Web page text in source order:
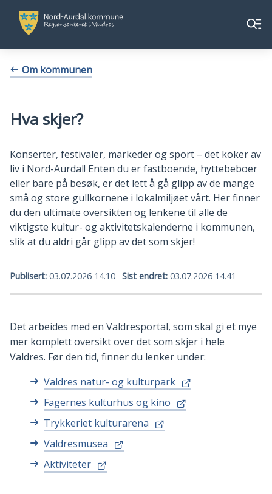
Nord-
Aurdal
kommune
Aurdal
Meny
DuOm kommunen
Hva skjer?
Konserter, festivaler, markeder og sport – det koker av
liv i Nord-Aurdal! Enten du er fastboende, hyttebeboer
eller bare på besøk, er det lett å gå glipp av de mange
små og store gullkornene i lokalmiljøet vårt. Her finner
du den ultimate oversikten og lenkene til alle de
viktigste kultur- og aktivitetskalenderne i kommunen,
slik at du aldri går glipp av det som skjer!
Publisert 03.07.2026 14.10 Sist endret 03.07.2026 14.41
Det arbeides med en Valdresportal, som skal gi et mye
mer komplett oversikt over det som skjer i hele
Valdres. Før den tid, finner du lenker under:
Valdres natur- og kulturpark
Fagernes kulturhus og kino
Trykkeriet kulturarena
Valdresmusea
Aktiviteter